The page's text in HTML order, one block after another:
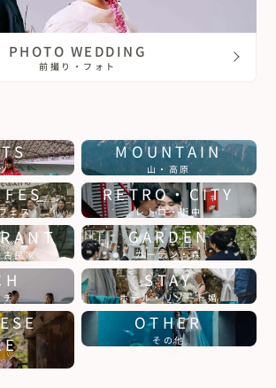
PHOTO WEDDING
前撮り・フォト
MOUNTAIN
山・高原
FES
ェス
RETRO・CITY
レトロ・街中
古民家
GARDEN
ガーデン・森
チ
STAY
ホテル・リゾート婚
OTHER
その他